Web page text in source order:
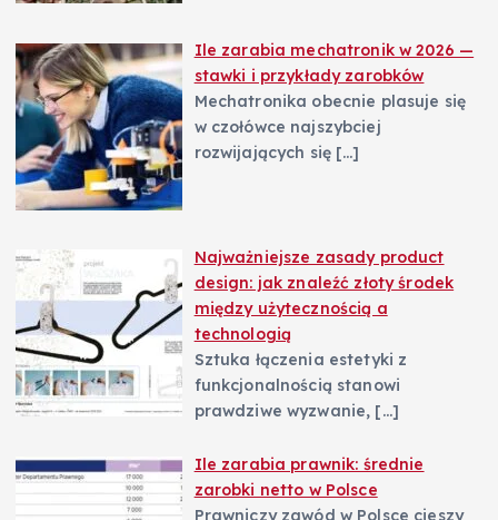
Ile zarabia mechatronik w 2026 —
stawki i przykłady zarobków
Mechatronika obecnie plasuje się
w czołówce najszybciej
rozwijających się […]
Najważniejsze zasady product
design: jak znaleźć złoty środek
między użytecznością a
technologią
Sztuka łączenia estetyki z
funkcjonalnością stanowi
prawdziwe wyzwanie, […]
Ile zarabia prawnik: średnie
zarobki netto w Polsce
Prawniczy zawód w Polsce cieszy